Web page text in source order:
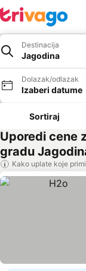
Destinacija
Jagodina
Dolazak/odlazak
Izaberi datume
Sortiraj
Uporedi cene
gradu
Kako uplate koje